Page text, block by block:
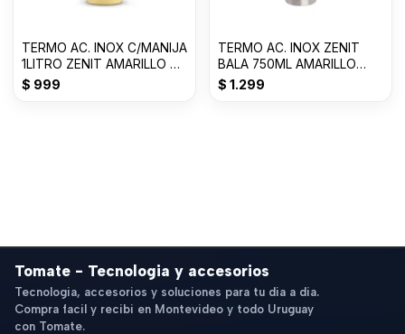
TERMO AC. INOX C/MANIJA
1LITRO ZENIT AMARILLO P
Z100XZ1Y
$ 999
TERMO AC. INOX ZENIT
BALA 750ML AMARILLO
PASTEL Z75ZY
$ 1.299
Tomate - Tecnologia y accesorios
Tecnologia, accesorios y soluciones para tu dia a dia.
Compra facil y recibi en Montevideo y todo Uruguay
con Tomate.